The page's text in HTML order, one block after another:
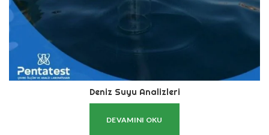
Deniz Suyu Analizleri
DEVAMINI OKU